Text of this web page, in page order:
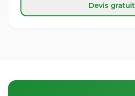
Devis gratuit